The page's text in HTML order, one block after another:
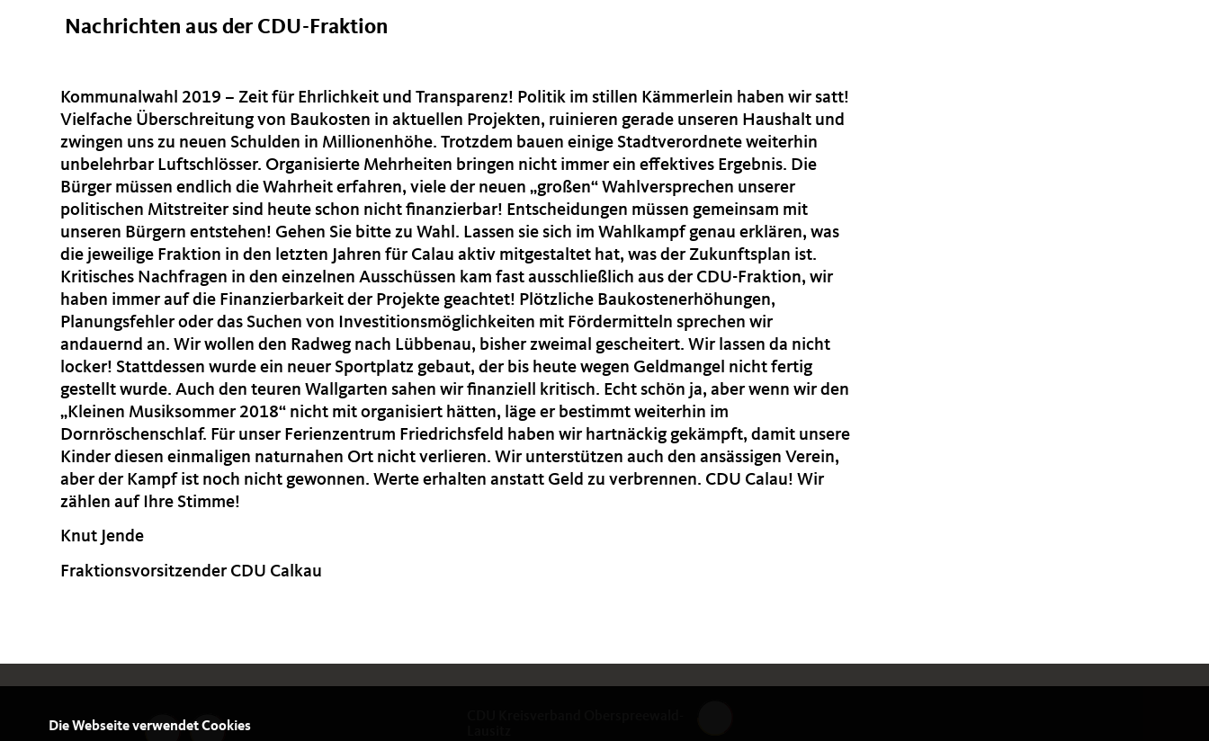
Nachrichten aus der CDU-Fraktion
Kommunalwahl 2019 – Zeit für Ehrlichkeit und Transparenz! Politik im stillen Kämmerlein haben wir satt!
Vielfache Überschreitung von Baukosten in aktuellen Projekten, ruinieren gerade unseren Haushalt und
zwingen uns zu neuen Schulden in Millionenhöhe. Trotzdem bauen einige Stadtverordnete weiterhin
unbelehrbar Luftschlösser. Organisierte Mehrheiten bringen nicht immer ein effektives Ergebnis. Die
Bürger müssen endlich die Wahrheit erfahren, viele der neuen „großen“ Wahlversprechen unserer
politischen Mitstreiter sind heute schon nicht finanzierbar! Entscheidungen müssen gemeinsam mit
unseren Bürgern entstehen! Gehen Sie bitte zu Wahl. Lassen sie sich im Wahlkampf genau erklären, was
die jeweilige Fraktion in den letzten Jahren für Calau aktiv mitgestaltet hat, was der Zukunftsplan ist.
Kritisches Nachfragen in den einzelnen Ausschüssen kam fast ausschließlich aus der CDU-Fraktion, wir
haben immer auf die Finanzierbarkeit der Projekte geachtet! Plötzliche Baukostenerhöhungen,
Planungsfehler oder das Suchen von Investitionsmöglichkeiten mit Fördermitteln sprechen wir
andauernd an. Wir wollen den Radweg nach Lübbenau, bisher zweimal gescheitert. Wir lassen da nicht
locker! Stattdessen wurde ein neuer Sportplatz gebaut, der bis heute wegen Geldmangel nicht fertig
gestellt wurde. Auch den teuren Wallgarten sahen wir finanziell kritisch. Echt schön ja, aber wenn wir den
Kleinen Musiksommer 2018“ nicht mit organisiert hätten, läge er bestimmt weiterhin im
Dornröschenschlaf. Für unser Ferienzentrum Friedrichsfeld haben wir hartnäckig gekämpft, damit unsere
Kinder diesen einmaligen naturnahen Ort nicht verlieren. Wir unterstützen auch den ansässigen Verein,
aber der Kampf ist noch nicht gewonnen. Werte erhalten anstatt Geld zu verbrennen. CDU Calau! Wir
zählen auf Ihre Stimme!
Knut Jende
Fraktionsvorsitzender CDU Calkau
Die Webseite verwendet Cookies